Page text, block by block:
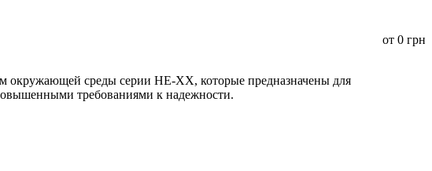
от 0 грн
окружающей среды серии HE-XX, которые предназначены для
требованиями к надежности.